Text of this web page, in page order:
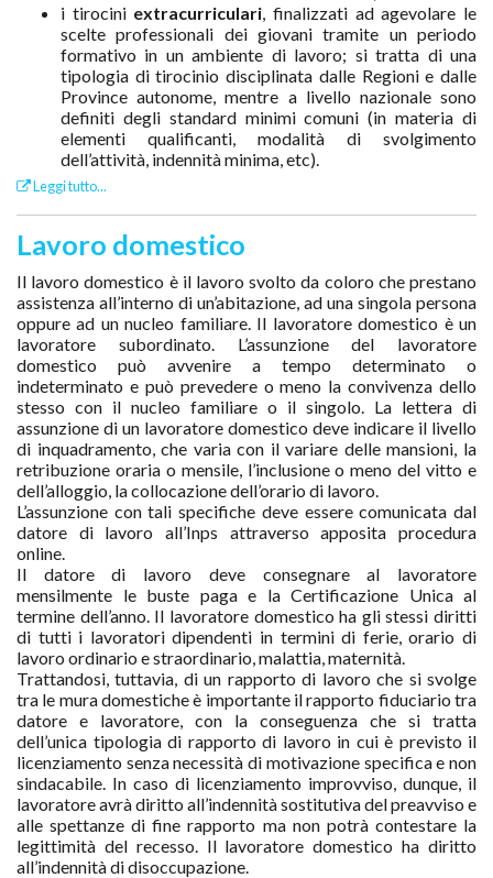
i tirocini extracurriculari, finalizzati ad agevolare le
scelte professionali dei giovani tramite un periodo
formativo in un ambiente di lavoro; si tratta di una
tipologia di tirocinio disciplinata dalle Regioni e dalle
Province autonome, mentre a livello nazionale sono
definiti degli standard minimi comuni (in materia di
elementi qualificanti, modalità di svolgimento
dell’attività, indennità minima, etc).
Leggi tutto...
Lavoro domestico
Il lavoro domestico è il lavoro svolto da coloro che prestano
assistenza all’interno di un’abitazione, ad una singola persona
oppure ad un nucleo familiare. Il lavoratore domestico è un
lavoratore subordinato. L’assunzione del lavoratore
domestico può avvenire a tempo determinato o
indeterminato e può prevedere o meno la convivenza dello
stesso con il nucleo familiare o il singolo. La lettera di
assunzione di un lavoratore domestico deve indicare il livello
di inquadramento, che varia con il variare delle mansioni, la
retribuzione oraria o mensile, l’inclusione o meno del vitto e
dell’alloggio, la collocazione dell’orario di lavoro.
L’assunzione con tali specifiche deve essere comunicata dal
datore di lavoro all’Inps attraverso apposita procedura
online.
Il datore di lavoro deve consegnare al lavoratore
mensilmente le buste paga e la Certificazione Unica al
termine dell’anno. Il lavoratore domestico ha gli stessi diritti
di tutti i lavoratori dipendenti in termini di ferie, orario di
lavoro ordinario e straordinario, malattia, maternità.
Trattandosi, tuttavia, di un rapporto di lavoro che si svolge
tra le mura domestiche è importante il rapporto fiduciario tra
datore e lavoratore, con la conseguenza che si tratta
dell’unica tipologia di rapporto di lavoro in cui è previsto il
licenziamento senza necessità di motivazione specifica e non
sindacabile. In caso di licenziamento improvviso, dunque, il
lavoratore avrà diritto all’indennità sostitutiva del preavviso e
alle spettanze di fine rapporto ma non potrà contestare la
legittimità del recesso. Il lavoratore domestico ha diritto
all’indennità di disoccupazione.